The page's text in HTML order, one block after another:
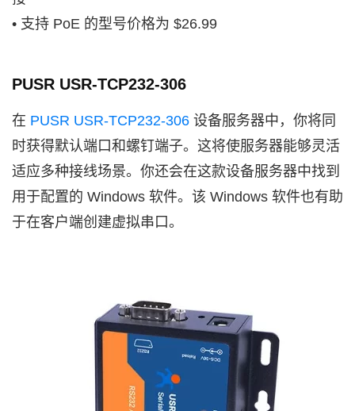
• 支持 PoE 的型号价格为 $26.99
PUSR USR-TCP232-306
在 PUSR USR-TCP232-306 设备服务器中，你将同
时获得默认端口和螺钉端子。这将使服务器能够灵活
适应多种接线场景。你还会在这款设备服务器中找到
用于配置的 Windows 软件。该 Windows 软件也有助
于在客户端创建虚拟串口。